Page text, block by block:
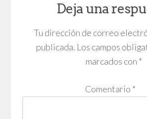
Deja una
Tu dirección de correo
publicada. Los campos
marcados con *
Comentario *